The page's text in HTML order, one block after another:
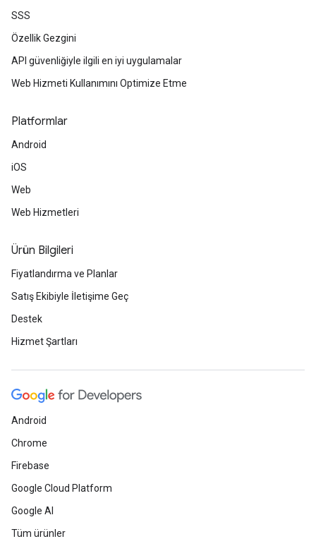
SSS
Özellik Gezgini
API güvenliğiyle ilgili en iyi uygulamalar
Web Hizmeti Kullanımını Optimize Etme
Platformlar
Android
iOS
Web
Web Hizmetleri
Ürün Bilgileri
Fiyatlandırma ve Planlar
Satış Ekibiyle İletişime Geç
Destek
Hizmet Şartları
Android
Chrome
Firebase
Google Cloud Platform
Google AI
Tüm ürünler